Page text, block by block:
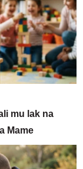
mu lak na
Mame